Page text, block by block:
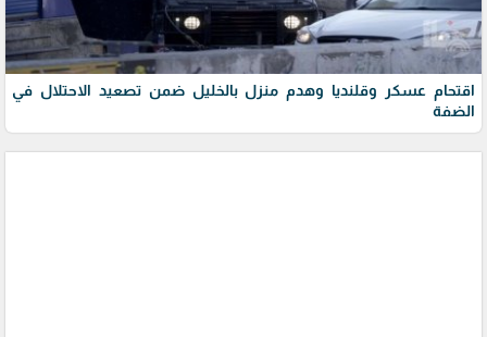
اقتحام عسكر وقلنديا وهدم منزل بالخليل ضمن تصعيد الاحتلال في
الضفة